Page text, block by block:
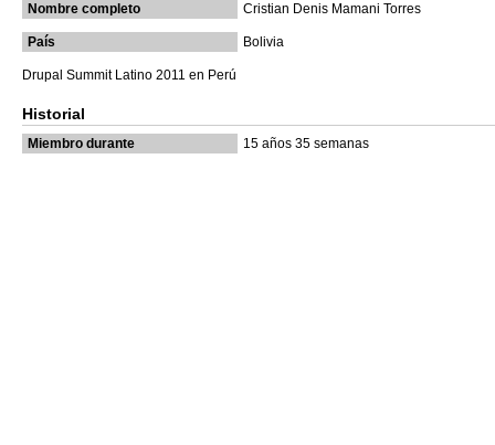
Nombre completo Cristian Denis Mamani Torres
País Bolivia
Drupal Summit Latino 2011 en Perú
Historial
Miembro durante 15 años 35 semanas